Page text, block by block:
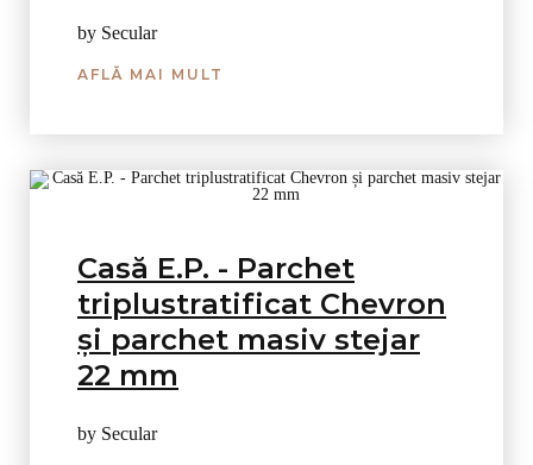
by Secular
AFLĂ MAI MULT
Casă E.P. - Parchet
triplustratificat Chevron
și parchet masiv stejar
22 mm
by Secular